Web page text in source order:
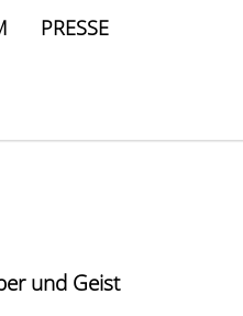
PRESSE
und Geist